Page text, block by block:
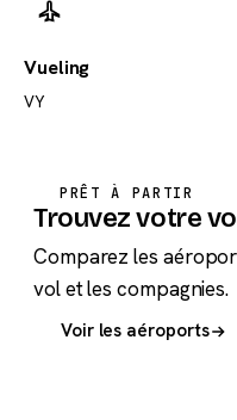
Vueling
VY
PRÊT À PARTIR
Trouvez votre
Comparez les
vol et les compagnies.
Voir les aéroports